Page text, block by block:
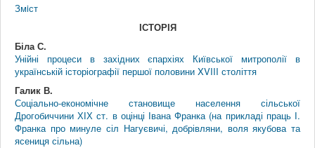
Змiст
ІСТОРІЯ
Біла С.
Унійні процеси в західних єпархіях Київської митрополії в
українській історіографії першої половини XVIII століття
Галик В.
Соціально-економічне становище населення сільської
Дрогобиччини ХІХ ст. в оцінці Івана Франка (на прикладі праць І.
Франка про минуле сіл Нагуєвичі, добрівляни, воля якубова та
ясениця сільна)